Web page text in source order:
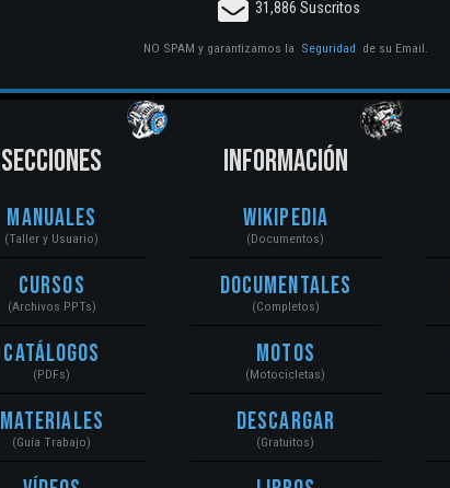
31,886 Suscritos
NO SPAM y garantizamos la Seguridad de su Email.
SECCIONES
Manuales
(Taller y Usuario)
Cursos
(Archivos PPTs)
Catálogos
(PDFs)
Materiales
(Guía Trabajo)
INFORMACIÓN
Wikipedia
(Documentos)
Documentales
(Completos)
Motos
(Motocicletas)
Descargar
(Gratuitos)